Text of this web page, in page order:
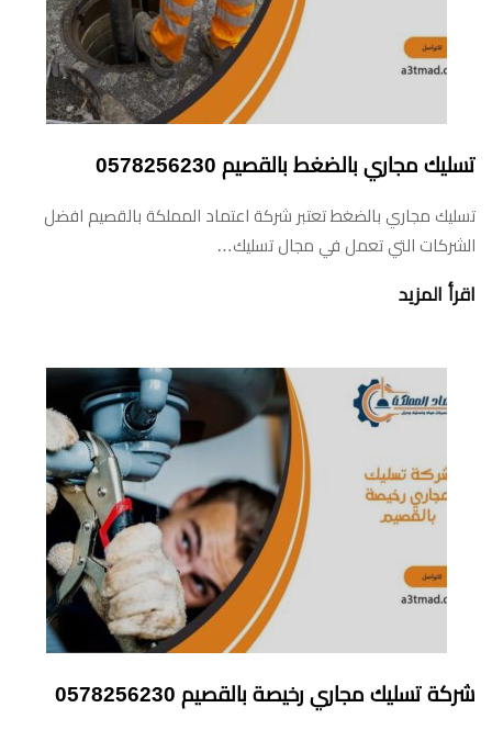
تسليك مجاري بالضغط بالقصيم 0578256230
تسليك مجاري بالضغط تعتبر شركة اعتماد المملكة بالقصيم افضل
الشركات التي تعمل في مجال تسليك…
اقرأ المزيد
شركة تسليك مجاري رخيصة بالقصيم 0578256230